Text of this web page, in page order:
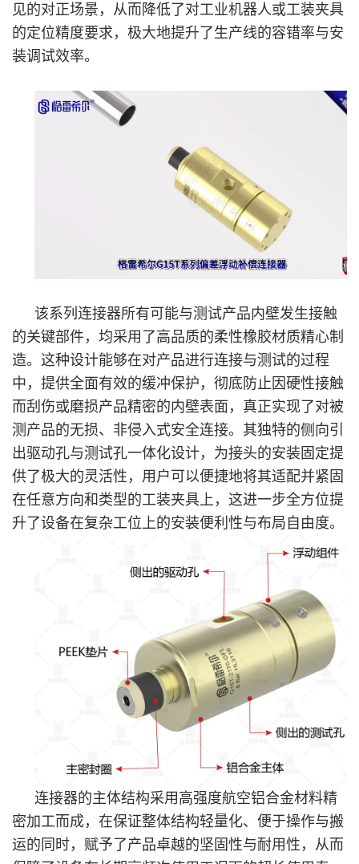
见的对正场景，从而降低了对工业机器人或工装夹具
的定位精度要求，极大地提升了生产线的容错率与安
装调试效率。
该系列连接器所有可能与测试产品内壁发生接触
的关键部件，均采用了高品质的柔性橡胶材质精心制
造。这种设计能够在对产品进行连接与测试的过程
中，提供全面有效的缓冲保护，彻底防止因硬性接触
而刮伤或磨损产品精密的内壁表面，真正实现了对被
测产品的无损、非侵入式安全连接。其独特的侧向引
出驱动孔与测试孔一体化设计，为接头的安装固定提
供了极大的灵活性，用户可以便捷地将其适配并紧固
在任意方向和类型的工装夹具上，这进一步全方位提
升了设备在复杂工位上的安装便利性与布局自由度。
连接器的主体结构采用高强度航空铝合金材料精
密加工而成，在保证整体结构轻量化、便于操作与搬
运的同时，赋予了产品卓越的坚固性与耐用性，从而